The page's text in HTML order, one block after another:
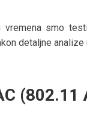
smo
detaljne
(802.11